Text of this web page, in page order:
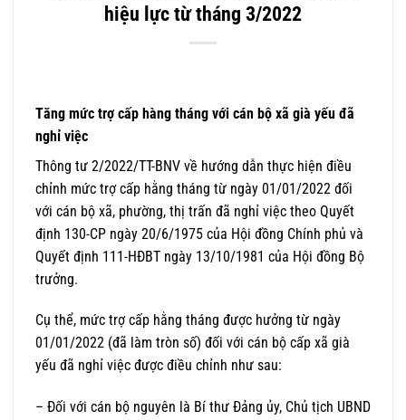
hiệu lực từ tháng 3/2022
Tăng mức trợ cấp hàng tháng với cán bộ xã già yếu đã
nghỉ việc
Thông tư 2/2022/TT-BNV về hướng dẫn thực hiện điều
chỉnh mức trợ cấp hằng tháng từ ngày 01/01/2022 đối
với cán bộ xã, phường, thị trấn đã nghỉ việc theo Quyết
định 130-CP ngày 20/6/1975 của Hội đồng Chính phủ và
Quyết định 111-HĐBT ngày 13/10/1981 của Hội đồng Bộ
trưởng.
Cụ thể, mức trợ cấp hằng tháng được hưởng từ ngày
01/01/2022 (đã làm tròn số) đối với cán bộ cấp xã già
yếu đã nghỉ việc được điều chỉnh như sau:
– Đối với cán bộ nguyên là Bí thư Đảng ủy, Chủ tịch UBND